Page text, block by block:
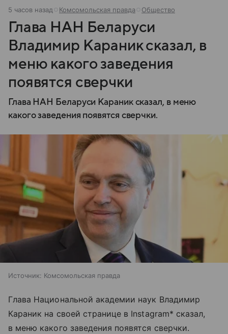
5 часов назад Комсомольская правда Общество
Глава НАН Беларуси
Владимир Караник сказал, в
меню какого заведения
появятся сверчки
Глава НАН Беларуси Караник сказал, в меню
какого заведения появятся сверчки.
Источник: Комсомольская правда
Глава Национальной академии наук Владимир
Караник на своей странице в Instagram* сказал,
в меню какого заведения появятся сверчки.